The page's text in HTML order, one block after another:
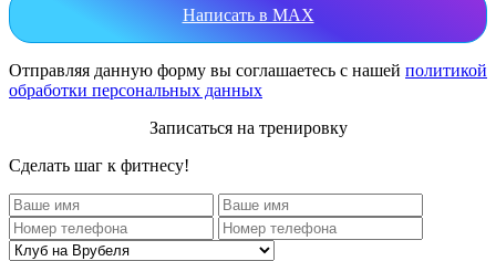
Написать в MAX
Отправляя данную форму вы соглашаетесь с нашей политикой
обработки персональных данных
Записаться на тренировку
Сделать шаг к фитнесу!